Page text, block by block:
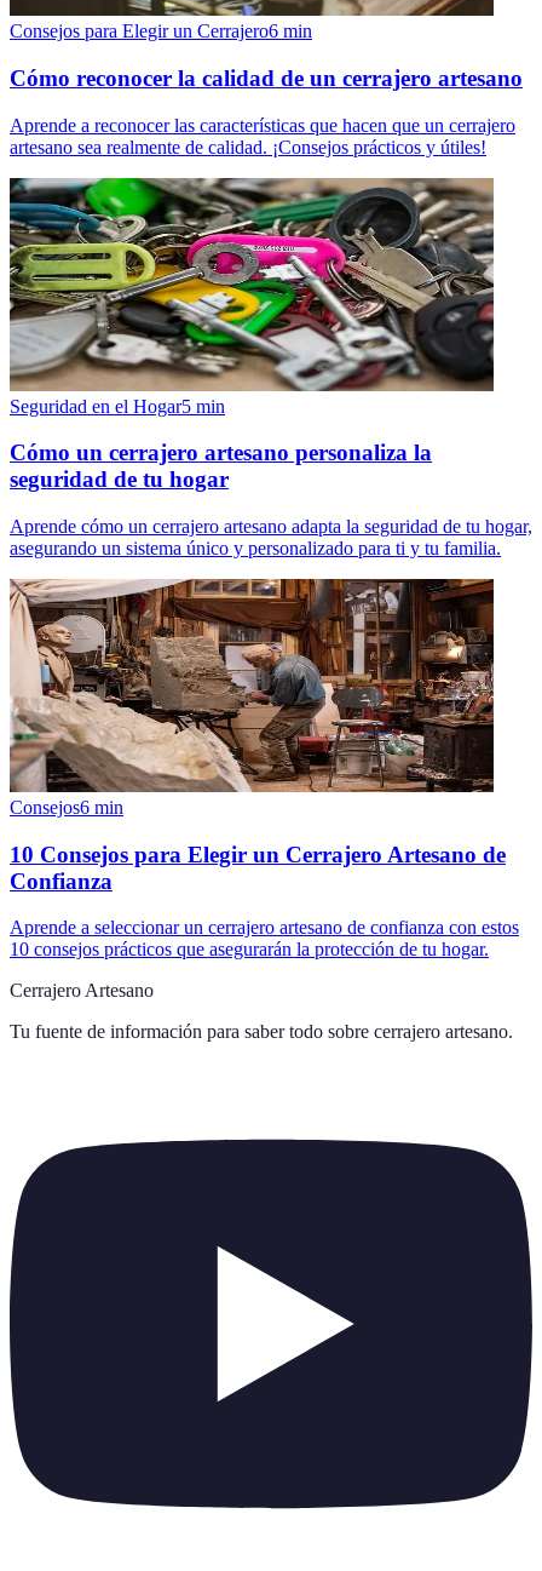
Consejos para Elegir un Cerrajero6 min
Cómo reconocer la calidad de un cerrajero artesano
Aprende a reconocer las características que hacen que un cerrajero
artesano sea realmente de calidad. ¡Consejos prácticos y útiles!
Seguridad en el Hogar5 min
Cómo un cerrajero artesano personaliza la
seguridad de tu hogar
Aprende cómo un cerrajero artesano adapta la seguridad de tu hogar,
asegurando un sistema único y personalizado para ti y tu familia.
Consejos6 min
10 Consejos para Elegir un Cerrajero Artesano de
Confianza
Aprende a seleccionar un cerrajero artesano de confianza con estos
10 consejos prácticos que asegurarán la protección de tu hogar.
Cerrajero Artesano
Tu fuente de información para saber todo sobre cerrajero artesano.